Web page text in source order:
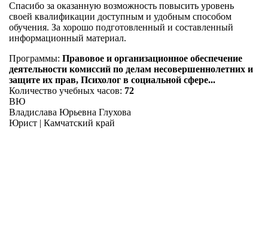
Спасибо за оказанную возможность повысить уровень
своей квалификации доступным и удобным способом
обучения. За хорошо подготовленный и составленный
информационный материал.
Программы: Правовое и организационное обеспечение
деятельности комиссий по делам несовершеннолетних и
защите их прав, Психолог в социальной сфере...
Количество учебных часов: 72
ВЮ
Владислава Юрьевна Глухова
Юрист | Камчатский край